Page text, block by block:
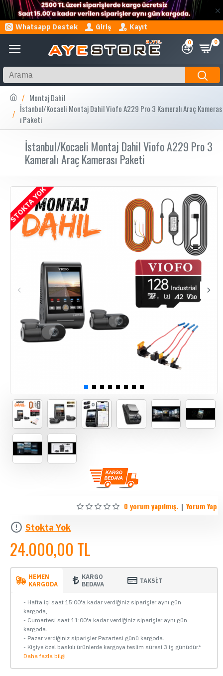
Whatsapp Destek Giriş Kayıt
0 0
Montaj Dahil
İstanbul/Kocaeli Montaj Dahil Viofo A229 Pro 3 Kameralı Araç Kameras
ı Paketi
İstanbul/Kocaeli Montaj Dahil Viofo A229 Pro 3
Kameralı Araç Kamerası Paketi
STOKTA YOK
0 yorum yapılmış. | Yorum Yap
24.000,00 TL
Stokta Yok
HEMEN
KARGODA
KARGO
BEDAVA
TAKSİT
- Hafta içi saat 15:00'a kadar verdiğiniz siparişler aynı gün
kargoda,
- Cumartesi saat 11:00'a kadar verdiğiniz siparişler aynı gün
kargoda.
- Pazar verdiğiniz siparişler Pazartesi günü kargoda.
- Kişiye özel baskılı ürünlerde kargoya teslim süresi 3 iş günüdür.*
Daha fazla bilgi